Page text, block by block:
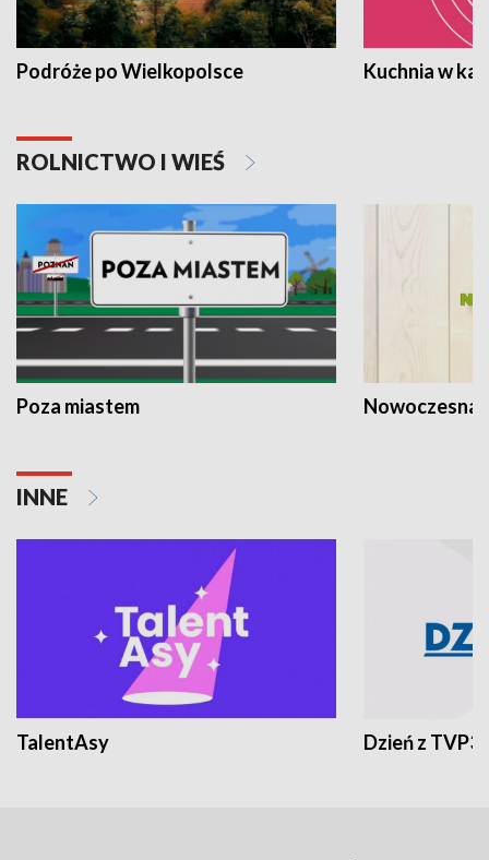
Podróże po Wielkopolsce Kuchnia w
ROLNICTWO I WIEŚ
Poza miastem Nowoczesna
INNE
TalentAsy Dzień z TVP3